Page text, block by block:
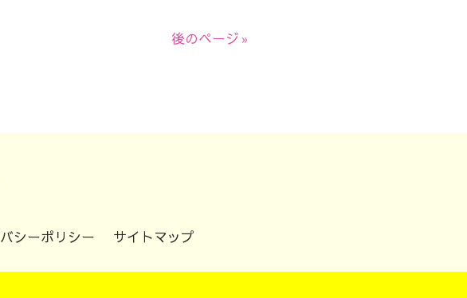
後のページ »
シーポリシー サイトマップ